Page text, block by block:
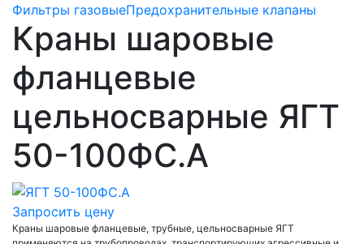
Фильтры газовыеПредохранительные клапаны
Краны шаровые
фланцевые
цельносварные ЯГТ
50-100ФС.А
Запросить цену
Краны шаровые фланцевые, трубные, цельносварные ЯГТ